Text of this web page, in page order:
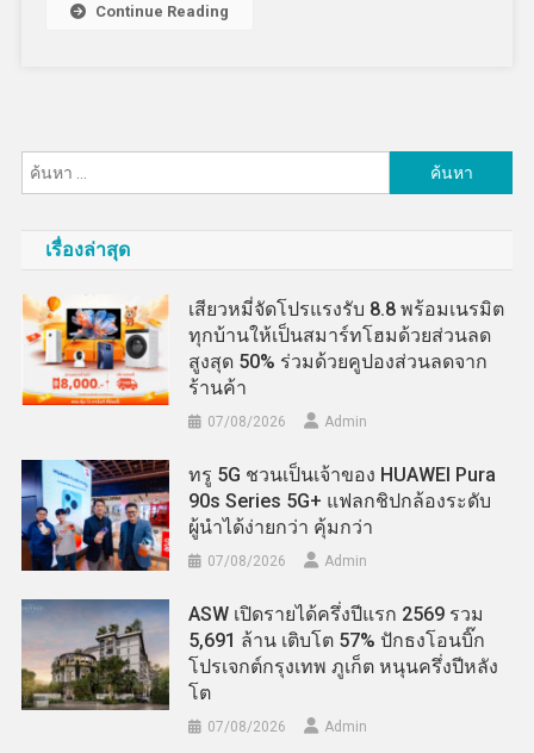
Continue Reading
สำหรับ:
เรื่องล่าสุด
เสียวหมี่จัดโปรแรงรับ 8.8 พร้อมเนรมิต
ทุกบ้านให้เป็นสมาร์ทโฮมด้วยส่วนลด
สูงสุด 50% ร่วมด้วยคูปองส่วนลดจาก
ร้านค้า
07/08/2026 Admin
ทรู 5G ชวนเป็นเจ้าของ HUAWEI Pura
90s Series 5G+ แฟลกชิปกล้องระดับ
ผู้นำได้ง่ายกว่า คุ้มกว่า
07/08/2026 Admin
ASW เปิดรายได้ครึ่งปีแรก 2569 รวม
5,691 ล้าน เติบโต 57% ปักธงโอนบิ๊ก
โปรเจกต์กรุงเทพ ภูเก็ต หนุนครึ่งปีหลัง
โต
07/08/2026 Admin